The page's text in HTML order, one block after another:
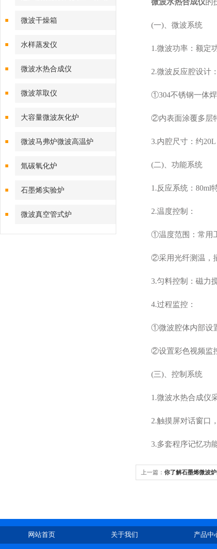
微波干燥箱
水样蒸发仪
微波水热合成仪
微波萃取仪
大容量微波灰化炉
微波马弗炉微波高温炉
氚碳氧化炉
石墨烯实验炉
微波真空管式炉
微波水热合成仪的
(一)、微波系统
1.微波功率：额定功
2.微波反应腔设计
①304不锈钢一体焊
②内表面涂覆多层特
3.内腔尺寸：约20L
(二)、功能系统
1.反应系统：80ml特
2.温度控制：
①温度范围：常用
②采用光纤测温，插
3.匀料控制：磁力搅
4.过程监控：
①微波腔体内部设置
②设置彩色视频监控
(三)、控制系统
1.微波水热合成仪采
2.触摸屏对话窗口，
3.多套程序记忆功能
上一篇： 你了解石墨烯微波
网站首页 关于我们 产品中